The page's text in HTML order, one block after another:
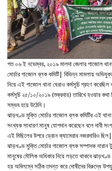
গত ০৬ ই নভেম্বর, ২০১৯ মালদা জেলার গাজোল
মোর্চার গাজোল ব্লক কমিটি| বিভিন্ন মামলায়
নিয়ে এই গাজোল থানা ঘেরাও কর্মসূচি গ্রহণ
কর্মসূচি ২৫/১০/২০১৯ (শুক্রবার) তারিখে হ‌ওয়ার কথা
সম্ভব হয়ে উঠেনি।
ঝাড়খণ্ড মুক্তি মোর্চার গাজোল ব্লক কমিটির এই থানা
সংখ্যক সাধারণ মানুষ যোগদান করেছেন বলে দাবী
এই মিছিলের উপরে ড্রোন ক্যামেরার নজরদারিও ছিল|
ঝাড়খণ্ড মুক্তি মোর্চার গাজোল ব্লক সম্পাদক নারান
মানুষের মৌলিক অধিকার নিয়ে লড়তে থাকবে
হয় অবিলম্বে সঠিক তদন্ত করে দোষীদের বিরুদ্ধে